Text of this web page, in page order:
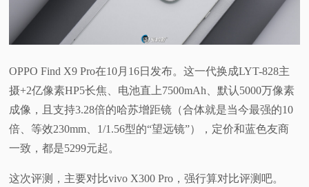
评
测
频
科
OPPO Find X9 Pro在10月16日发布。这一代换成LYT-828主
摄+2亿像素HP5长焦、电池直上7500mAh、默认5000万像素
成像，且支持3.28倍的哈苏增距镜（合体就是当今最强的10
倍、等效230mm、1/1.56型的“望远镜”），定价和蓝色友商
一致，都是5299元起。
这次评测，主要对比vivo X300 Pro，强行算对比评测吧。